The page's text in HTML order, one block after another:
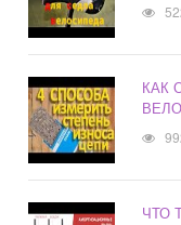
КАК
ЧТО